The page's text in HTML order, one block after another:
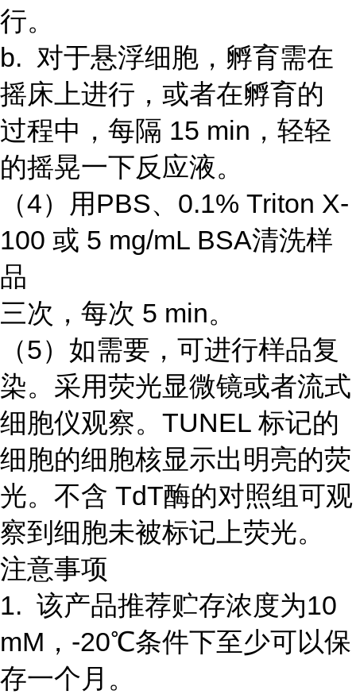
行。
b. 对于悬浮细胞，孵育需在
摇床上进行，或者在孵育的
过程中，每隔 15 min，轻轻
的摇晃一下反应液。
（4）用PBS、0.1% Triton X-
100 或 5 mg/mL BSA清洗样
品
三次，每次 5 min。
（5）如需要，可进行样品复
染。采用荧光显微镜或者流式
细胞仪观察。TUNEL 标记的
细胞的细胞核显示出明亮的荧
光。不含 TdT酶的对照组可观
察到细胞未被标记上荧光。
注意事项
1. 该产品推荐贮存浓度为10
mM，-20℃条件下至少可以保
存一个月。